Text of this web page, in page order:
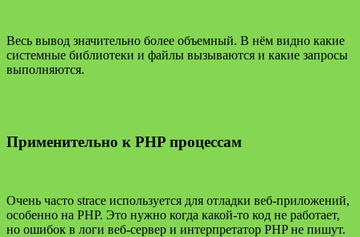
Весь вывод значительно более объемный. В нём видно какие
системные библиотеки и файлы вызываются и какие запросы
выполняются.
Применительно к PHP процессам
Очень часто strace используется для отладки веб-приложений,
особенно на PHP. Это нужно когда какой-то код не работает,
но ошибок в логи веб-сервер и интерпретатор PHP не пишут.